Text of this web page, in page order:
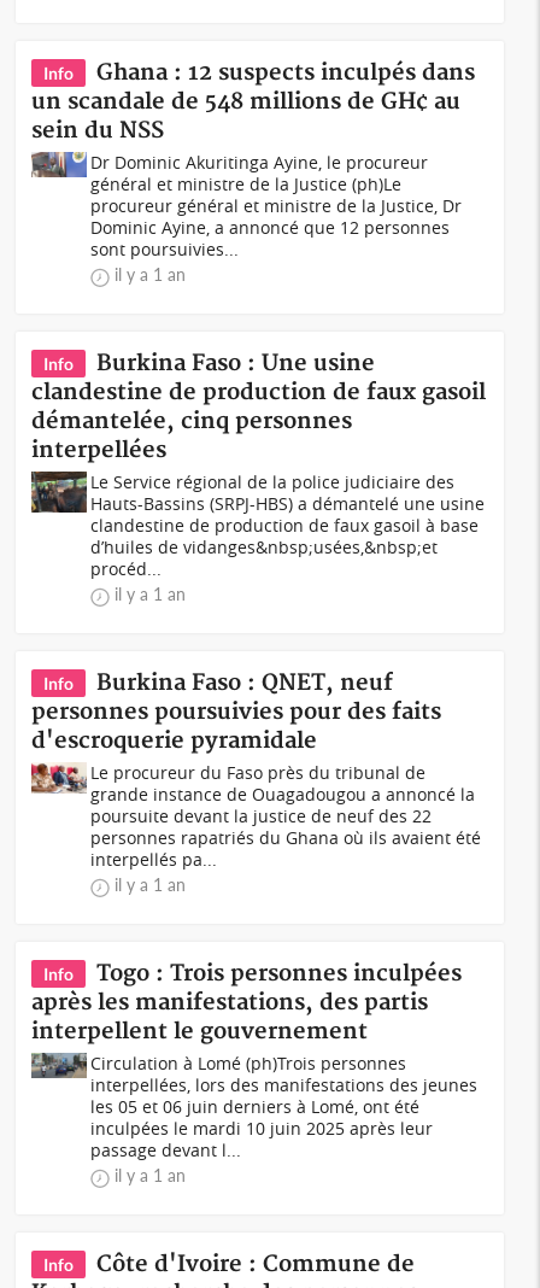
Info
Ghana : 12 suspects inculpés dans
un scandale de 548 millions de GH¢ au
sein du NSS
Dr Dominic Akuritinga Ayine, le procureur
général et ministre de la Justice (ph)Le
procureur général et ministre de la Justice, Dr
Dominic Ayine, a annoncé que 12 personnes
sont poursuivies...
il y a 1 an
Info
Burkina Faso : Une usine
clandestine de production de faux gasoil
démantelée, cinq personnes
interpellées
Le Service régional de la police judiciaire des
Hauts-Bassins (SRPJ-HBS) a démantelé une usine
clandestine de production de faux gasoil à base
d’huiles de vidanges&nbsp;usées,&nbsp;et
procéd...
il y a 1 an
Info
Burkina Faso : QNET, neuf
personnes poursuivies pour des faits
d'escroquerie pyramidale
Le procureur du Faso près du tribunal de
grande instance de Ouagadougou a annoncé la
poursuite devant la justice de neuf des 22
personnes rapatriés du Ghana où ils avaient été
interpellés pa...
il y a 1 an
Info
Togo : Trois personnes inculpées
après les manifestations, des partis
interpellent le gouvernement
Circulation à Lomé (ph)Trois personnes
interpellées, lors des manifestations des jeunes
les 05 et 06 juin derniers à Lomé, ont été
inculpées le mardi 10 juin 2025 après leur
passage devant l...
il y a 1 an
Info
Côte d'Ivoire : Commune de